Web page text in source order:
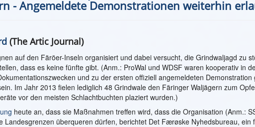
- Angemeldete Demonstrationen weiterhin
(The Artic Journal)
auf den Färöer-Inseln organisiert und dabei versucht, die Grindwaljagd zu
dass es keine fünfte gibt. (Anm.: ProWal und WDSF waren kooperativ in
und zu der ersten offiziell angemeldeten Demonstration
Im Jahr 2013 fielen lediglich 48 Grindwale den Färinger Waljägern zum
vor den meisten Schlachtbuchten plaziert wurden.)
heute an, dass sie Maßnahmen treffen wird, dass die Organisation (Anm.:
Landesgrenzen überqueren dürfen, berichtet Det Færøske Nyhedsbureau, ein